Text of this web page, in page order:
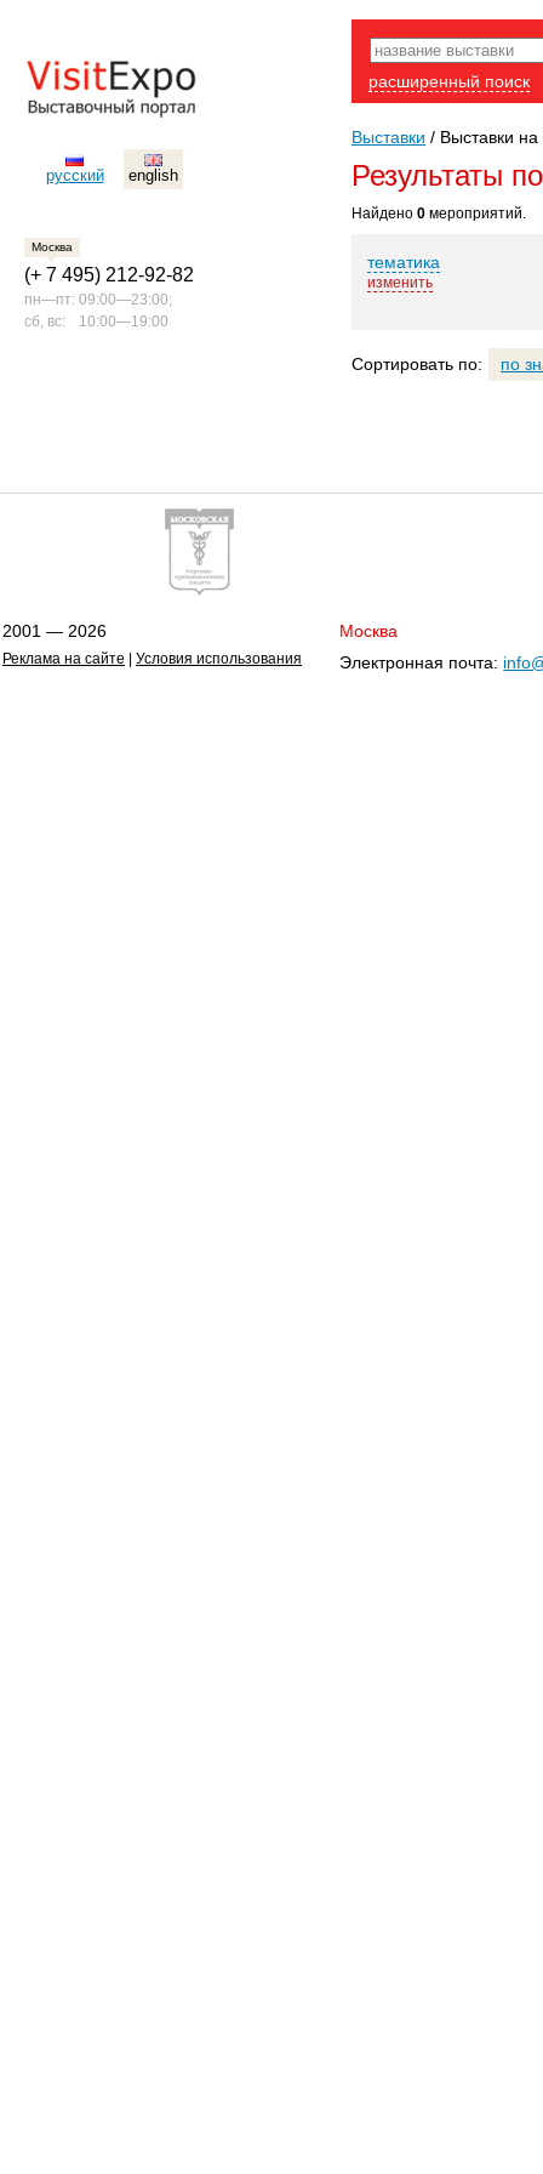
русский english
Москва
(+ 7 495) 212-92-82
пн—пт: 09:00—23:00;
сб, вс:
10:00—19:00
расширенный поиск
Выставки / Выставки на
Результаты
Найдено 0 мероприятий.
тематика
изменить
Сортировать по: по
2001 — 2026
Реклама на сайте Условия использования
Москва
Электронная почта: